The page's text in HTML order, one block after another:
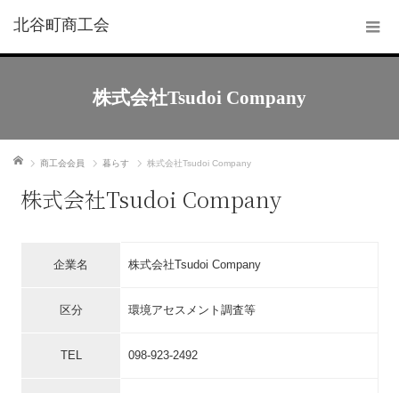
北谷町商工会
株式会社Tsudoi Company
ホーム 商工会会員 暮らす 株式会社Tsudoi Company
株式会社Tsudoi Company
企業名 株式会社Tsudoi Company
区分 環境アセスメント調査等
TEL 098-923-2492